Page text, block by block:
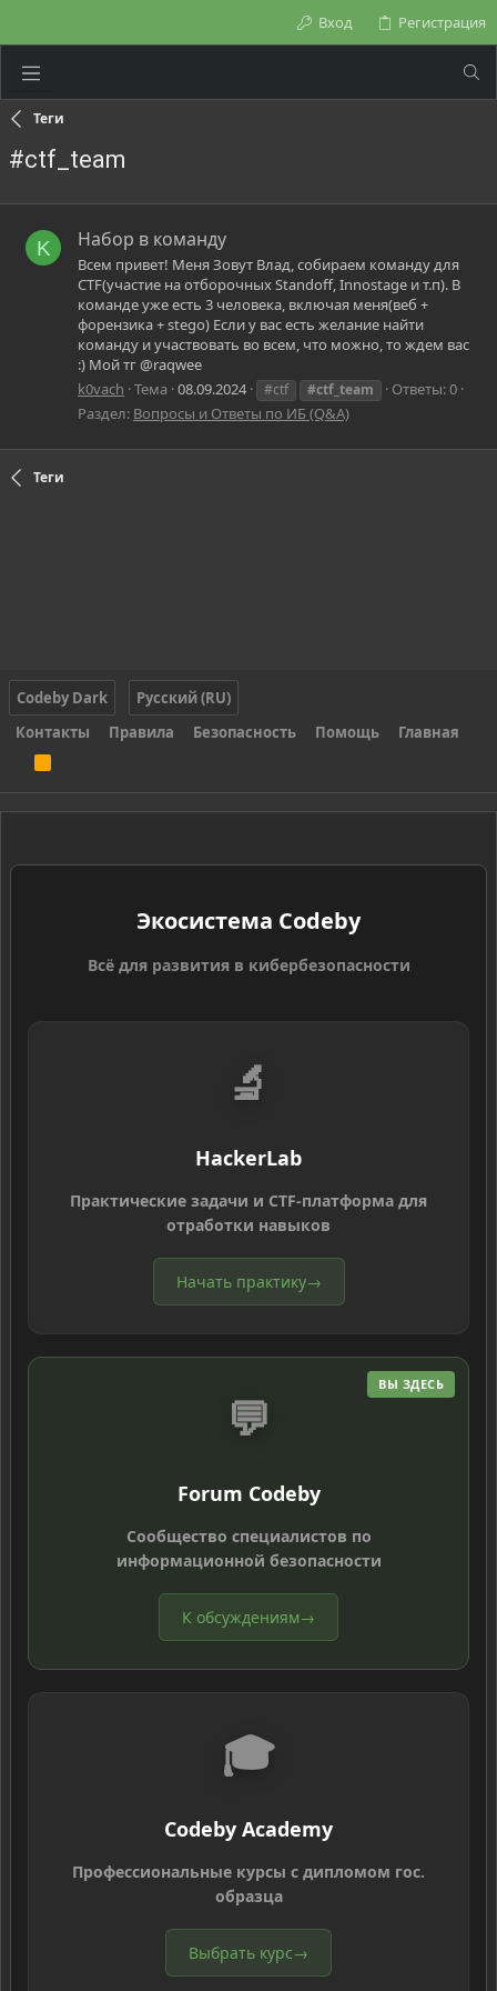
Вход Регистрация
Теги
#ctf_team
K Набор в команду
Всем привет! Меня Зовут Влад, собираем команду для
CTF(участие на отборочных Standoff, Innostage и т.п). В
команде уже есть 3 человека, включая меня(веб +
форензика + stego) Если у вас есть желание найти
команду и участвовать во всем, что можно, то ждем вас
:) Мой тг @raqwee
k0vach Тема 08.09.2024 #ctf #ctf_team
Ответы: 0
Раздел: Вопросы и Ответы по ИБ (Q&A)
Теги
Codeby Dark
Русский (RU)
Контакты
Правила Безопасность Помощь Главная
S
Экосистема Codeby
Всё для развития в кибербезопасности
🔬
HackerLab
Практические задачи и CTF-платформа для
отработки навыков
Начать практику→
ВЫ ЗДЕСЬ
💬
Forum Codeby
Сообщество специалистов по
информационной безопасности
К обсуждениям→
🎓
Codeby Academy
Профессиональные курсы с дипломом гос.
образца
Выбрать курс→